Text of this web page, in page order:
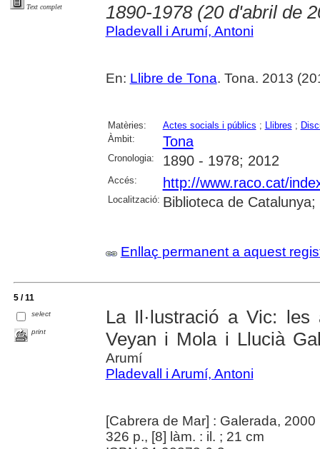
Text complet
1890-1978 (20 d'abril de
Pladevall i Arumí, Antoni
En: Llibre de Tona. Tona. 2013
Matèries: Actes socials i públics ; Llibres ;
Àmbit:
Tona
Cronologia: 1890 - 1978; 2012
Accés: http://www.raco.cat/
Localització: Biblioteca de
Enllaç permanent a aquest
5 / 11
select
print
La Il·lustració a Vic: les
Veyan i Mola i Llucià
Arumí
Pladevall i Arumí, Antoni
[Cabrera de Mar] : Galerada, 2000
326 p., [8] làm. : il. ; 21 cm